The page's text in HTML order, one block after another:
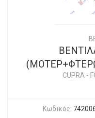
CUPRA -
Κωδικός: